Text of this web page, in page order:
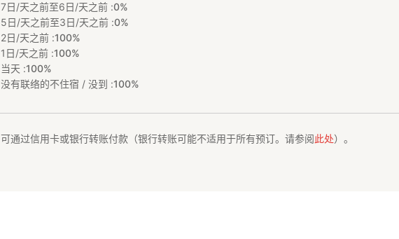
■ 垂钓
人气钓鱼景点就在眼前，是钓鱼爱好者的绝佳去处。
■ 水上运动
可享受SUP（立桨冲浪）、冲浪、越野跑等多种活动。
在风平浪静的海边，尽情享受悠闲的海上乐趣。
■ 户田湾船游（需事先预约）
7日/天之前至6日/天之前 :0%
5日/天之前至3日/天之前 :0%
2日/天之前 :100%
1日/天之前 :100%
当天 :100%
没有联络的不住宿 / 没到 :100%
可通过信用卡或银行转账付款（银行转账可能不适用于所有预订。请参阅此处）。